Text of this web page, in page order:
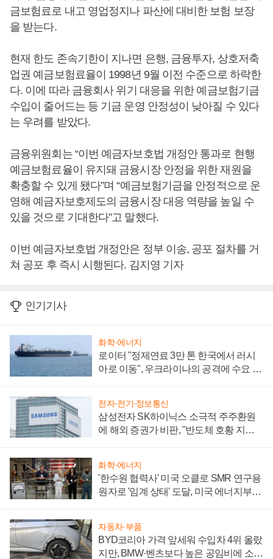
금보험료로 내고 영업정지나 파산에 대비한 보험 보장
을 받는다.
현재 한도 존속기한이 지나면 은행, 금융투자, 상호저축
업권 예금보험료율이 1998년 9월 이전 수준으로 하락한
다. 이에 따라 금융회사 위기 대응을 위한 예금보험기금
수입이 줄어드는 등 기금 운영 안정성이 낮아질 수 있다
는 우려를 받았다.
금융위원회는 “이번 예금자보호법 개정안 통과로 현행
예금보험료율이 유지돼 금융시장 안정을 위한 재원을
확충할 수 있게 됐다”며 “예금보험기금을 안정적으로 운
영해 예금자보호제도의 금융시장 대응 역량을 높일 수
있을 것으로 기대한다”고 말했다.
이번 예금자보호법 개정안은 정부 이송, 공포 절차를 거
쳐 공포 후 즉시 시행된다. 김지영 기자
인기기사
화학·에너지
로이터 "정제연료 3만 톤 한국에서 러시
아로 이동", 우크라이나의 공격에 수요 늘
전자·전기·정보통신
삼성전자 SK하이닉스 소극적 주주환원
에 해외 증권가 비판, "반도체 호황 지속
화학·에너지
'한수원 협력사' 미국 오클로 SMR 연구용
원자로 '임계 상태' 도달, 미국 에너지부
자동차·부품
BYD코리아 가격 앞세워 수입차 4위 올랐
지만, BMW·벤츠보다 높은 공임비에 소비